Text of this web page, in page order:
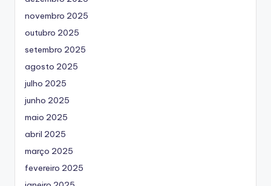
novembro 2025
outubro 2025
setembro 2025
agosto 2025
julho 2025
junho 2025
maio 2025
abril 2025
março 2025
fevereiro 2025